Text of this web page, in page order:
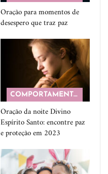
Oração para momentos de
desespero que traz paz
COMPORTAMENTO
Oração da noite Divino
Espírito Santo: encontre paz
e proteção em 2023